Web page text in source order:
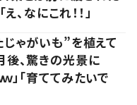
なにこれ！！」
ゃがいも”を植えて
、驚きの光景に
」「育ててみたいで